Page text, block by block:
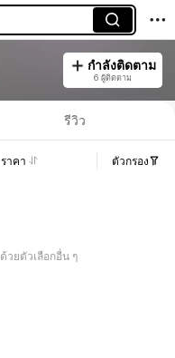
กำลังติดตาม
6 ผู้ติดตาม
รีวิว
ราคา ตัวกรอง
วยตัวเลือกอื่น ๆ